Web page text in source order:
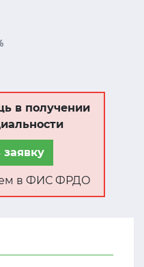
в получении
в ФИС ФРДО